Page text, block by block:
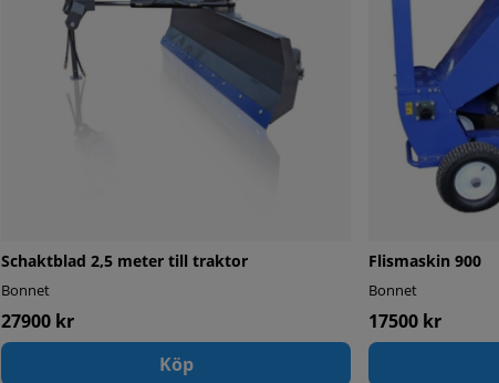
Schaktblad 2,5 meter till traktor
Bonnet
27900 kr
Köp
Flismaskin 900
Bonnet
17500 kr